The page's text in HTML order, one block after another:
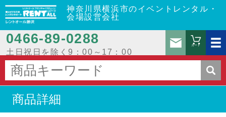
神奈川県横浜市のイベントレンタル・
会場設営会社
0466‐89‐0288
土日祝日を除く9：00～17：00
お問
カート
商品詳細